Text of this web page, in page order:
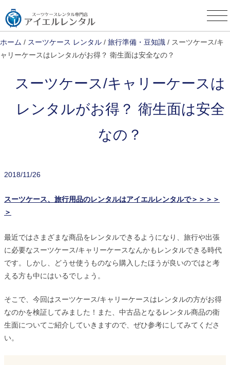
to
content
ホーム / スーツケース レンタル / 旅行準備・豆知識 / スーツケース/キ
ャリーケースはレンタルがお得？ 衛生面は安全なの？
スーツケース/キャリーケースは
レンタルがお得？ 衛生面は安全
なの？
2018/11/26
スーツケース、旅行用品のレンタルはアイエルレンタルで＞＞＞＞
＞
最近ではさまざまな商品をレンタルできるようになり、旅行や出張
に必要なスーツケース/キャリーケースなんかもレンタルできる時代
です。しかし、どうせ使うものなら購入したほうが良いのではと考
える方も中にはいるでしょう。
そこで、今回はスーツケース/キャリーケースはレンタルの方がお得
なのかを検証してみました！また、中古品となるレンタル商品の衛
生面についてご紹介していきますので、ぜひ参考にしてみてくださ
い。